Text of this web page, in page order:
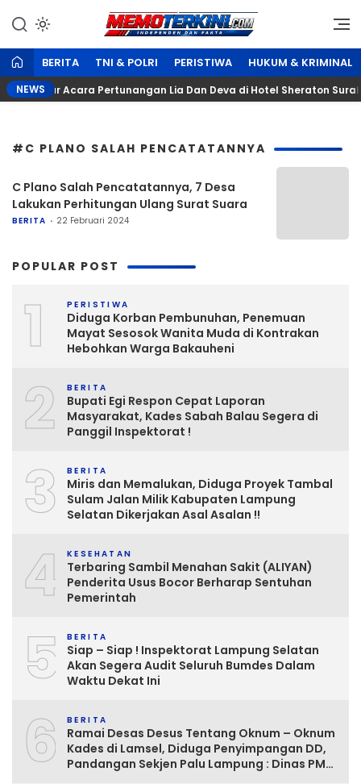
konten
Memoterkini.com
Independen dan Fakta
BERITA TNI & POLRI PERISTIWA HUKUM & KRIMINAL
NEWS Acara Pertunangan Lia Dan Deva di Hotel Sheraton
#C PLANO SALAH PENCATATANNYA
C Plano Salah Pencatatannya, 7 Desa
Lakukan Perhitungan Ulang Surat Suara
BERITA 22 Februari 2024
POPULAR POST
1 PERISTIWA
Diduga Korban Pembunuhan, Penemuan
Mayat Sesosok Wanita Muda di Kontrakan
Hebohkan Warga Bakauheni
2 BERITA
Bupati Egi Respon Cepat Laporan
Masyarakat, Kades Sabah Balau Segera di
Panggil Inspektorat !
3 BERITA
Miris dan Memalukan, Diduga Proyek Tambal
Sulam Jalan Milik Kabupaten Lampung
Selatan Dikerjakan Asal Asalan !!
4 KESEHATAN
Terbaring Sambil Menahan Sakit (ALIYAN)
Penderita Usus Bocor Berharap Sentuhan
Pemerintah
5 BERITA
Siap – Siap ! Inspektorat Lampung Selatan
Akan Segera Audit Seluruh Bumdes Dalam
Waktu Dekat Ini
6 BERITA
Ramai Desas Desus Tentang Oknum – Oknum
Kades di Lamsel, Diduga Penyimpangan DD,
Pandangan Sekjen Palu Lampung : Dinas PMD